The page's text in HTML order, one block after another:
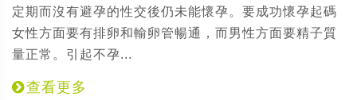
定期而沒有避孕的性交後仍未能懷孕。要成功懷孕起碼
女性方面要有排卵和輸卵管暢通，而男性方面要精子質
量正常。引起不孕...
查看更多